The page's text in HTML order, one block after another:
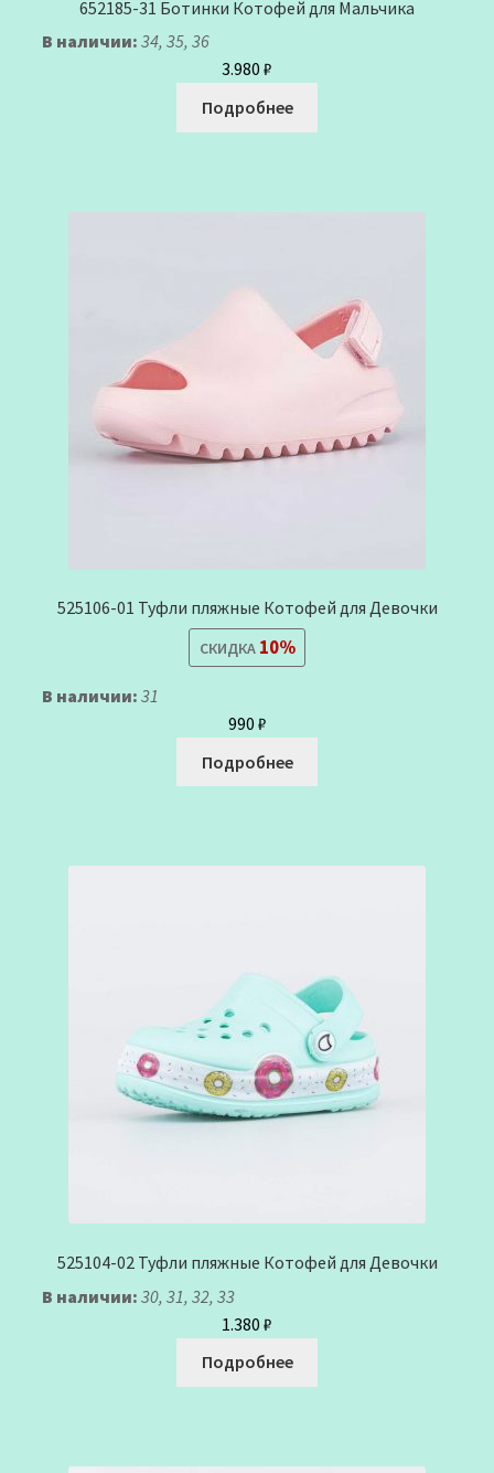
652185-31 Ботинки Котофей для Мальчика
В наличии: 34, 35, 36
3.980 ₽
Подробнее
525106-01 Туфли пляжные Котофей для Девочки
СКИДКА10%
В наличии: 31
990 ₽
Подробнее
525104-02 Туфли пляжные Котофей для Девочки
В наличии: 30, 31, 32, 33
1.380 ₽
Подробнее